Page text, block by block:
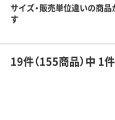
サイズ・販売単位違いの商品
す
19件（155商品）中 1